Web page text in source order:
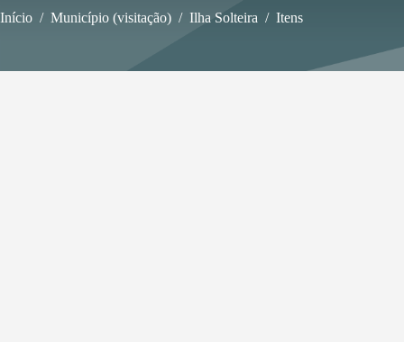
Início / Município (visitação) / Ilha Solteira / Itens